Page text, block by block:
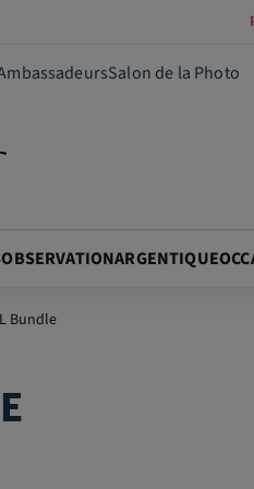
Salon de la Photo
OBSERVATIONARGENTIQUE
Bundle
489,00 €